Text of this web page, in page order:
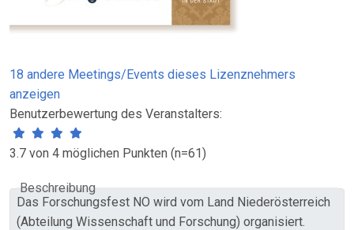
18 andere Meetings/Events dieses Lizenznehmers
anzeigen
Benutzerbewertung des Veranstalters:
3.7 von 4 möglichen Punkten (n=61)
Beschreibung
Das Forschungsfest NÖ wird vom Land Niederösterreich
(Abteilung Wissenschaft und Forschung) organisiert.